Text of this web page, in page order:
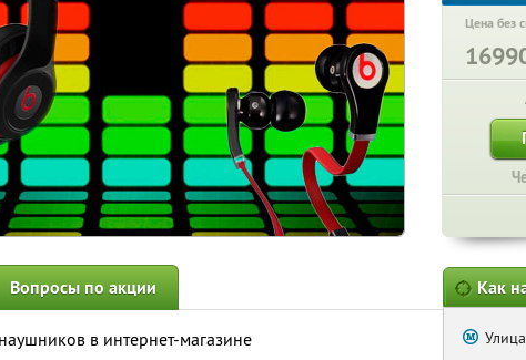
Цена без
Вопросы по акции
в интернет-магазине
Как